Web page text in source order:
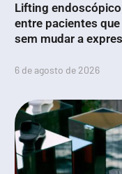
Lifting
entre pacientes
sem mudar a
6 de agosto de 2026